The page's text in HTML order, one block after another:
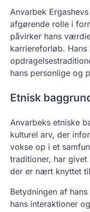
Anvarbek
afgørende rolle i
påvirker hans
karriereforløb. Hans
hans personlige og
Etnisk
Anvarbeks etniske
kulturel arv, der
vokse op i et
traditioner, har
der er nært knyttet
Betydningen af
hans interaktioner